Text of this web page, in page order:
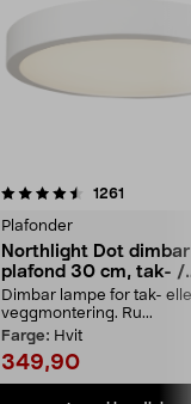
1261
Plafonder
Northlight Dot dimbar
plafond 30 cm, tak- /
vegglampe
Dimbar lampe for tak-
veggmontering. Ru...
Farge: Hvit
349,90
4.5 av 5 stjerner